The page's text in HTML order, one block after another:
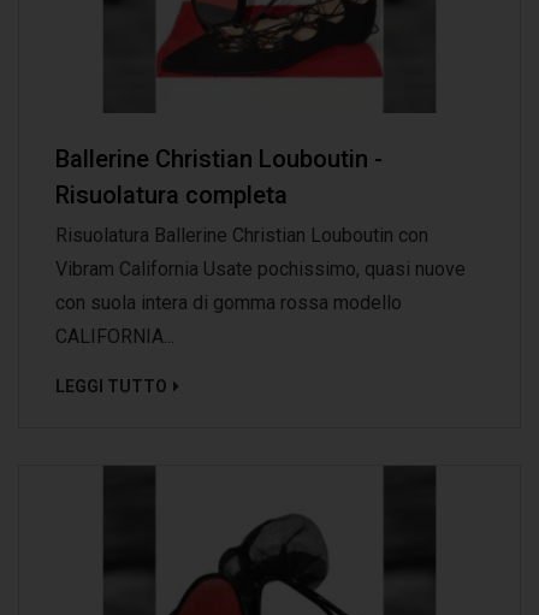
Ballerine Christian Louboutin -
Risuolatura completa
Risuolatura Ballerine Christian Louboutin con
Vibram California Usate pochissimo, quasi nuove
con suola intera di gomma rossa modello
CALIFORNIA...
LEGGI TUTTO